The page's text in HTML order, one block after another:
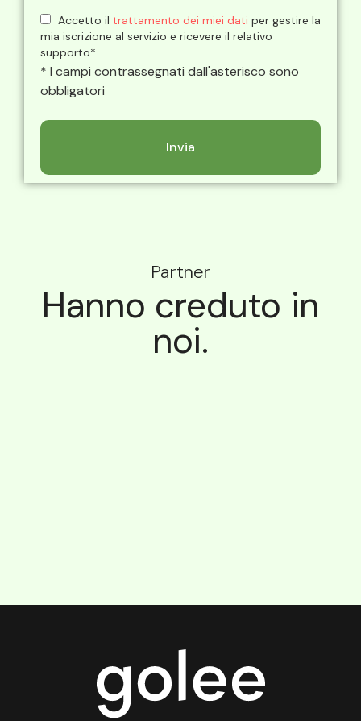
Accetto il trattamento dei miei dati per gestire la
mia iscrizione al servizio e ricevere il relativo
supporto*
* I campi contrassegnati dall'asterisco sono
obbligatori
Partner
Hanno creduto in
noi.